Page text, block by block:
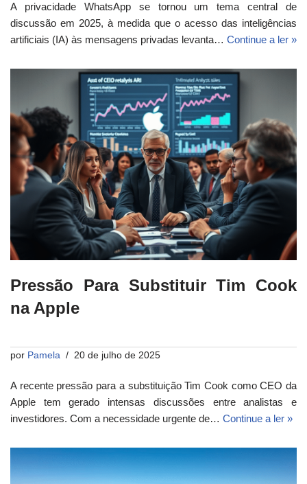
A privacidade WhatsApp se tornou um tema central de
discussão em 2025, à medida que o acesso das inteligências
artificiais (IA) às mensagens privadas levanta… Continue a ler »
Pressão Para Substituir Tim Cook
na Apple
por Pamela 20 de julho de 2025
A recente pressão para a substituição Tim Cook como CEO da
Apple tem gerado intensas discussões entre analistas e
investidores. Com a necessidade urgente de… Continue a ler »